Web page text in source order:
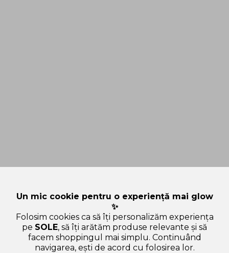
Un mic cookie pentru o experiență mai glow
✨
Folosim cookies ca să îți personalizăm experiența
pe SOLE, să îți arătăm produse relevante și să
facem shoppingul mai simplu. Continuând
navigarea, ești de acord cu folosirea lor.